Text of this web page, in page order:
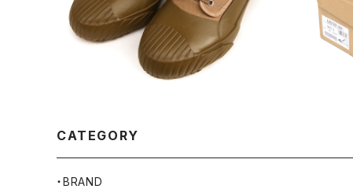
CATEGORY
・BRAND